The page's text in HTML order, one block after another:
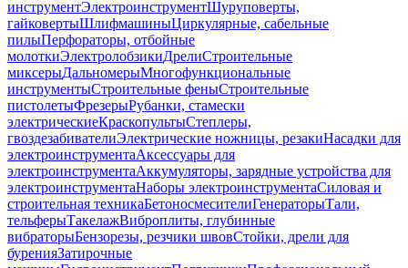
инструментЭлектроинструментШуруповерты,
гайковертыШлифмашиныЦиркулярные, сабельные
пилыПерфораторы, отбойные
молоткиЭлектролобзикиДрелиСтроительные
миксерыДальномерыМногофункциональные
инструментыСтроительные феныСтроительные
пистолетыФрезерыРубанки, стамески
электрическиеКраскопультыСтеплеры,
гвоздезабивателиЭлектрические ножницы, резакиНасадки для
электроинструментаАксессуары для
электроинструментаАккумуляторы, зарядные устройства для
электроинструментаНаборы электроинструментаСиловая и
строительная техникаБетоносмесителиГенераторыТали,
тельферыТакелажВиброплиты, глубинные
вибраторыБензорезы, резчики швовСтойки, дрели для
буренияЗатирочные